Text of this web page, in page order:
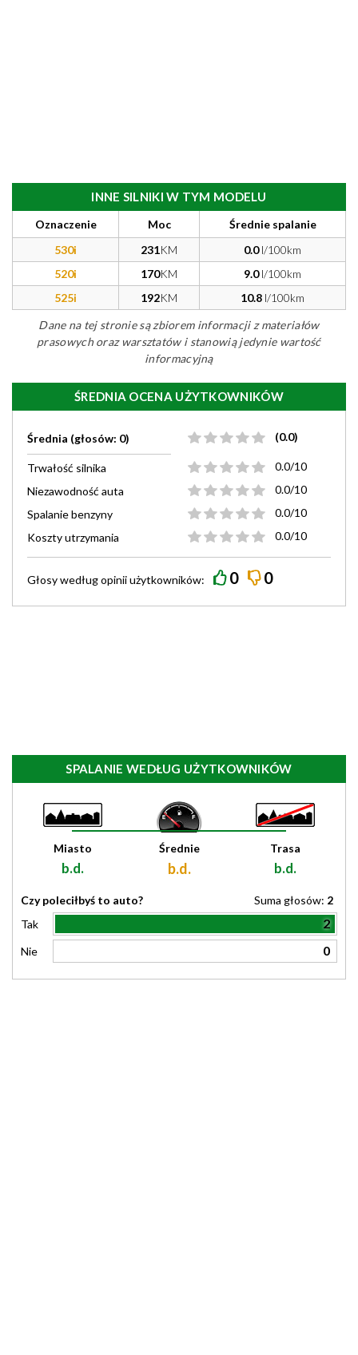
INNE SILNIKI W TYM MODELU
Oznaczenie Moc
Średnie spalanie
530i
231KM 0.0l/100km
520i
170KM 9.0l/100km
525i
192KM 10.8 l/100km
Dane na tej stronie są zbiorem informacji z materiałów
prasowych oraz warsztatów i stanowią jedynie wartość
informacyjną
ŚREDNIA OCENA UŻYTKOWNIKÓW
Średnia (głosów: 0) (0.0)
Trwałość silnika
0.0/10
Niezawodność auta
0.0/10
Spalanie benzyny
0.0/10
Koszty utrzymania
0.0/10
Głosy wedługopiniiużytkowników: 0 0
SPALANIE WEDŁUG UŻYTKOWNIKÓW
Miasto
b.d.
Średnie
b.d.
Trasa
b.d.
Czy poleciłbyś to auto? Suma głosów: 2
Tak
2
Nie 0